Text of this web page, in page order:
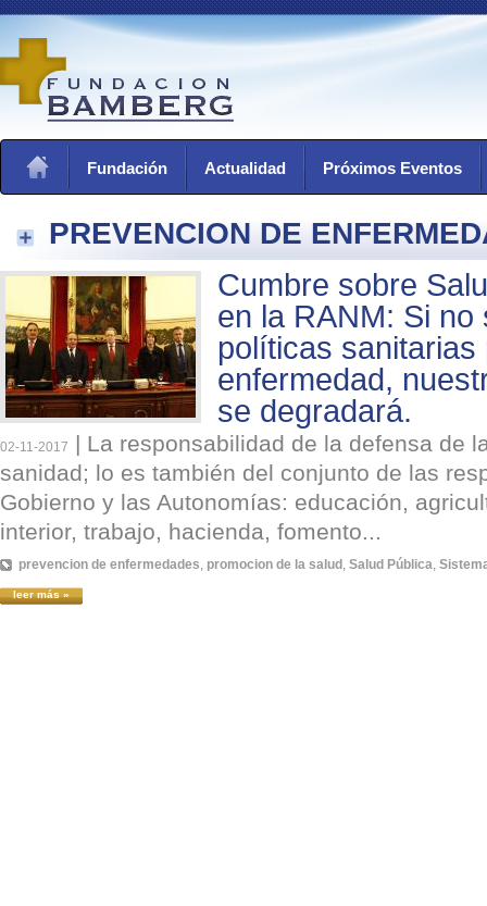
Fundación Actualidad Próximos Eventos
PREVENCION DE
Cumbre sobre
en la RANM: Si no
políticas
enfermedad,
se degradará.
02-11-2017 | La responsabilidad de la defensa de
sanidad; lo es también del conjunto de las
Gobierno y las Autonomías: educación,
interior, trabajo, hacienda, fomento...
prevencion de enfermedades, promocion de la salud , Salud Pública,
leer más »